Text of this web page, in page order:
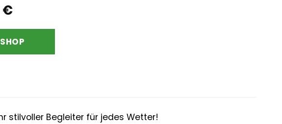
€
€Aktueller
ist:
39,99 €.
stilvoller Begleiter für jedes Wetter!